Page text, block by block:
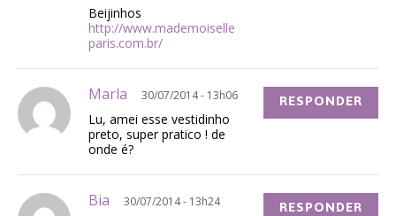
Beijinhos
http://www.mademoiselle
paris.com.br/
Marla 30/07/2014 - 13h06
Lu, amei esse vestidinho
preto, super pratico ! de
onde é?
RESPONDER
Bia 30/07/2014 - 13h24 RESPONDER